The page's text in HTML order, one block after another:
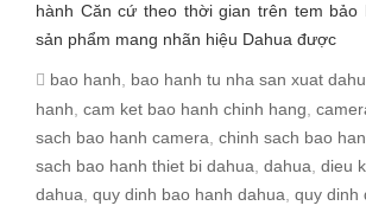
hành Căn cứ theo thời gian trên tem bảo
sản phẩm mang nhãn hiệu Dahua được
bao hanh bao hanh tu nha san xuat
hanh cam ket bao hanh chinh hang
sach bao hanh camera chinh sach bao
sach bao hanh thiet bi dahua dahua dieu
dahua quy dinh bao hanh dahua quy dinh